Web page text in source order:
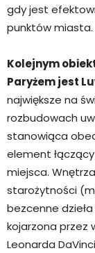
gdy jest
punktów miasta.
Kolejnym
Paryżem jest
największe na
rozbudowach
stanowiąca
element
miejsca.
starożytności
bezcenne
kojarzona przez
Leonarda